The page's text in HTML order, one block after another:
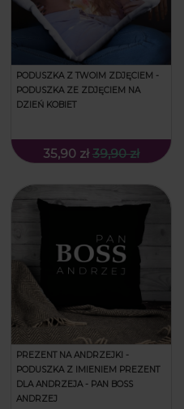
PODUSZKA Z TWOIM ZDJĘCIEM -
PODUSZKA ZE ZDJĘCIEM NA
DZIEŃ KOBIET
35,90 zł 39,90 zł
PREZENT NA ANDRZEJKI -
PODUSZKA Z IMIENIEM PREZENT
DLA ANDRZEJA - PAN BOSS
ANDRZEJ